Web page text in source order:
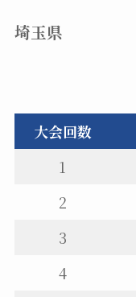
埼玉県
大会回数
1
2
3
4